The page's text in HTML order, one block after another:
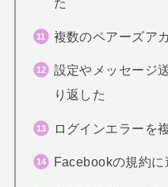
複数のペアーズア
設定やメッセージ
り返した
ログインエラーを
Facebookの規約に